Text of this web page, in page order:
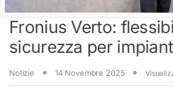
Fronius Verto:
sicurezza per
Notizie 14 Novembre 2025